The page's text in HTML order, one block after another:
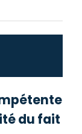
du fait